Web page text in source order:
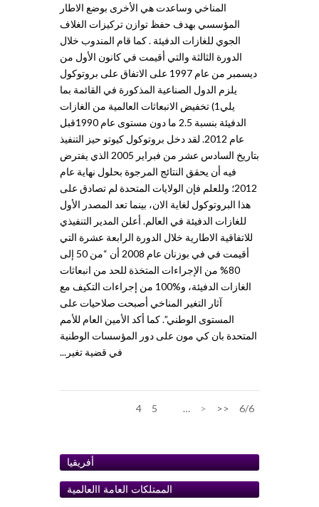
المناخي وساعدت هي الأخرى بوضع الاطار
المؤسسي بهدف حفظ توازن تركيزات الغلاف
الجوي للغازات الدفيئة . كما قام المندوب خلال
الدورة الثالثة والتي أقيمت في كانون الأول من
ديسمبر من عام 1997 على الاتفاق على بروتوكول
يلزم الدول الصناعية المذكورة في القائمة بما
يلي1) تخفيض الانبعاثات العالمية من الغازات
الدفيئة بنسبة 2.5 ما دون مستوى عام 1990قبل
عام 2012. لقد دخل بروتوكول كيوتو حيز التنفيذ
بتاريخ السادس عشر من فبراير 2005 الذي يفترض
فيه أن يحقق النتائج المرجوة بحلول نهاية عام
2012؛ وللعلم فإن الولايات المتحدة لم تصادق على
هذا البروتوكول لغاية الان، بينما تعد المصدر الأول
للغازات الدفيئة في العالم. أعلن المدير التنفيذي
للاتفاقية الاطارية خلال الدورة الرابعة عشرة التي
أقيمت في في بوزنان عام 2008 أن “من 50 إلى
80% من الإجراءات المتخذة للحد من انبعاثات
الغازات الدفيئة، و%100 من إجراءات التكيف مع
آثار التغير المناخي أصبحت صلاحيات على
المستوى الوطني”. كما أكد الأمين العام للأمم
المتحدة بان كي مون على دور المؤسسات الوطنية
في قضية تغير...
6/6
<<
<
…
4 5
أفريقيا
الممتلكات العامة اﺍلعالمية